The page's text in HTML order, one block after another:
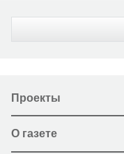
Проекты
О газете